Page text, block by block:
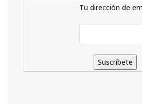
Tu dirección de